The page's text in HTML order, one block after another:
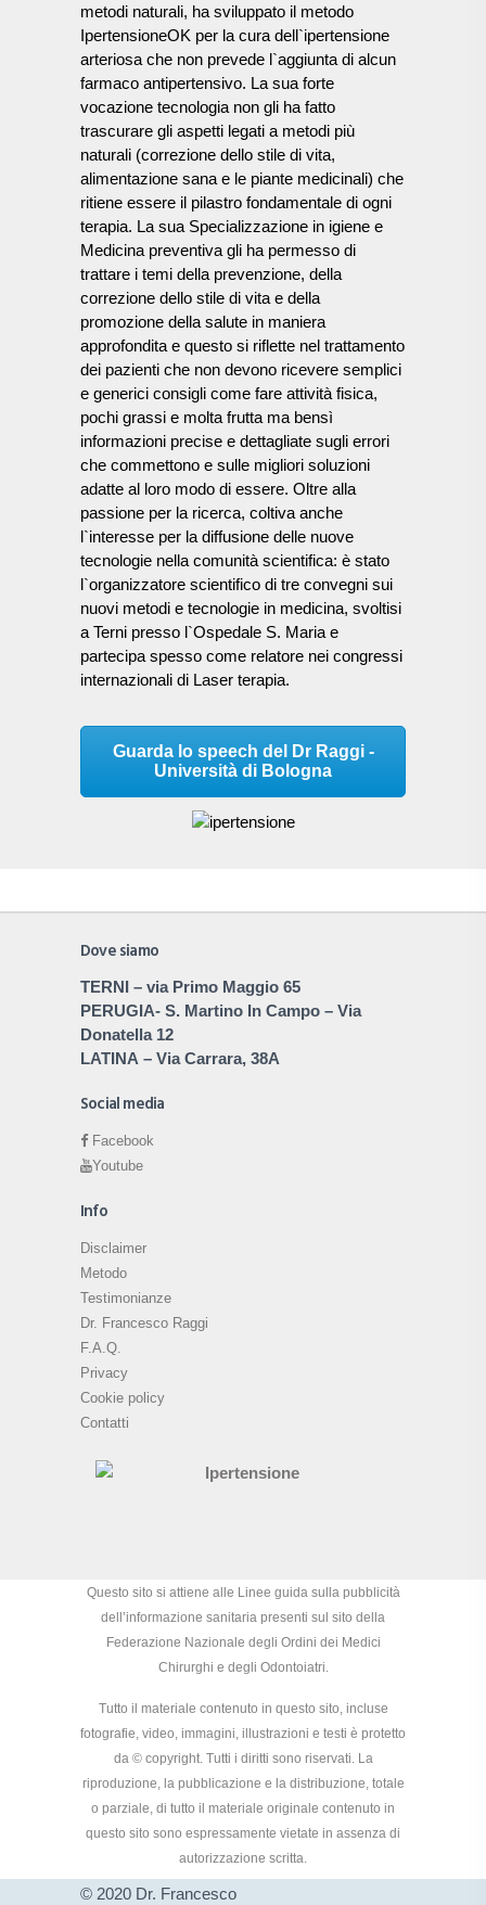
metodi naturali, ha sviluppato il metodo
IpertensioneOK per la cura dell`ipertensione
arteriosa che non prevede l`aggiunta di alcun
farmaco antipertensivo. La sua forte
vocazione tecnologia non gli ha fatto
trascurare gli aspetti legati a metodi più
naturali (correzione dello stile di vita,
alimentazione sana e le piante medicinali) che
ritiene essere il pilastro fondamentale di ogni
terapia. La sua Specializzazione in igiene e
Medicina preventiva gli ha permesso di
trattare i temi della prevenzione, della
correzione dello stile di vita e della
promozione della salute in maniera
approfondita e questo si riflette nel trattamento
dei pazienti che non devono ricevere semplici
e generici consigli come fare attività fisica,
pochi grassi e molta frutta ma bensì
informazioni precise e dettagliate sugli errori
che commettono e sulle migliori soluzioni
adatte al loro modo di essere. Oltre alla
passione per la ricerca, coltiva anche
l`interesse per la diffusione delle nuove
tecnologie nella comunità scientifica: è stato
l`organizzatore scientifico di tre convegni sui
nuovi metodi e tecnologie in medicina, svoltisi
a Terni presso l`Ospedale S. Maria e
partecipa spesso come relatore nei congressi
internazionali di Laser terapia.
Guarda lo speech del Dr Raggi -
Università di Bologna
Dove siamo
TERNI – via Primo Maggio 65
PERUGIA- S. Martino In Campo – Via
Donatella 12
LATINA – Via Carrara, 38A
Social media
Facebook
Youtube
Info
Disclaimer
Metodo
Testimonianze
Dr. Francesco Raggi
F.A.Q.
Privacy
Cookie policy
Contatti
Questo sito si attiene alle Linee guida sulla pubblicità
dell’informazione sanitaria presenti sul sito della
Federazione Nazionale degli Ordini dei Medici
Chirurghi e degli Odontoiatri.
Tutto il materiale contenuto in questo sito, incluse
fotografie, video, immagini, illustrazioni e testi è protetto
da © copyright. Tutti i diritti sono riservati. La
riproduzione, la pubblicazione e la distribuzione, totale
o parziale, di tutto il materiale originale contenuto in
questo sito sono espressamente vietate in assenza di
autorizzazione scritta.
© 2020 Dr. Francesco